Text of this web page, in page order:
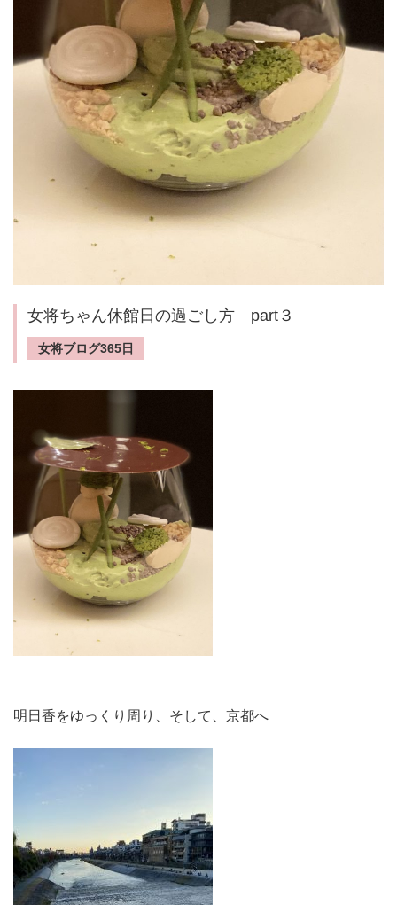
女将ちゃん休館日の過ごし方 part３
女将ブログ365日
明日香をゆっくり周り、そして、京都へ